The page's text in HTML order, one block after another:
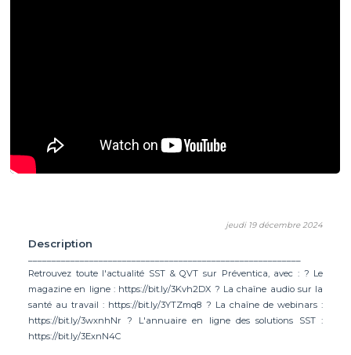
jeudi 19 décembre 2024
Description
Retrouvez toute l'actualité SST & QVT sur Préventica, avec : ? Le
magazine en ligne : https://bit.ly/3Kvh2DX ? La chaîne audio sur la
santé au travail : https://bit.ly/3YTZmq8 ? La chaîne de webinars :
https://bit.ly/3wxnhNr ? L'annuaire en ligne des solutions SST :
https://bit.ly/3ExnN4C